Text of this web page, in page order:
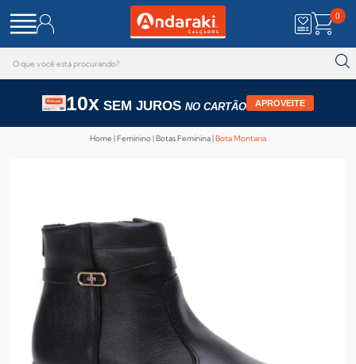
0
10x SEM JUROS NO CARTÃO APROVEITE
Home Feminino Botas Feminina Bota Montaria